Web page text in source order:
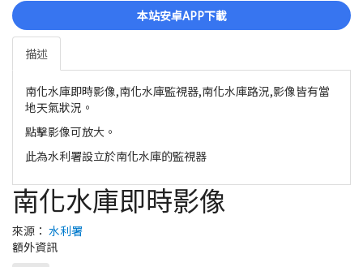
本站安卓APP下載
描述
南化水庫即時影像,南化水庫監視器,南化水庫路況,影像皆有當
地天氣狀況。
點擊影像可放大。
此為水利署設立於南化水庫的監視器
南化水庫即時影像
來源： 水利署
額外資訊